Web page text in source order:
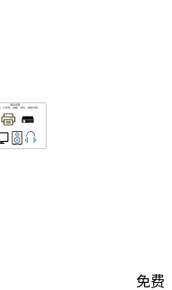
免费